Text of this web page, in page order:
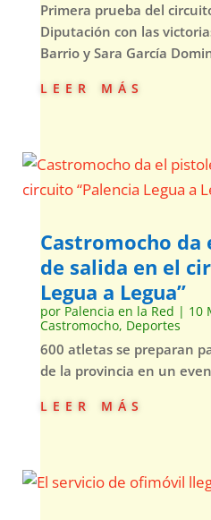
Primera prueba del
Diputación con las
Barrio y Sara García
leer más
Castromocho
de salida en el
Legua a Legua”
por Palencia en la Red | 10
Castromocho, Deportes
600 atletas se preparan
de la provincia en un
leer más